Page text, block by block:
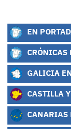
EN
CRÓNICAS
GALICIA
CASTILLA
CANARIAS